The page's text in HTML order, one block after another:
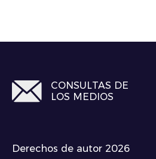
CONSULTAS DE
LOS MEDIOS
Derechos de autor 2026